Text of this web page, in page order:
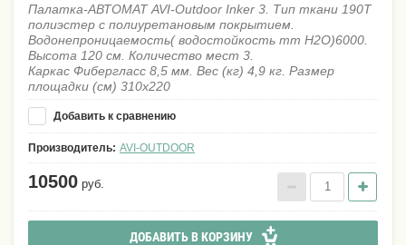
Палатка-АВТОМАТ AVI-Outdoor Inker 3. Тип ткани 190T
полиэстер с полиуретановым покрытием.
Водонепроницаемость( водостойкость mm H2О)6000.
Высота 120 см. Количество мест 3.
Каркас Фибергласс 8,5 мм. Вес (кг) 4,9 кг. Размер
площадки (см) 310х220
Добавить к сравнению
Производитель: AVI-OUTDOOR
10500 руб.
ДОБАВИТЬ В КОРЗИНУ